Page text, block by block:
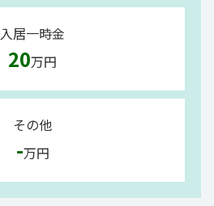
入居一時金
20万円
その他
-万円